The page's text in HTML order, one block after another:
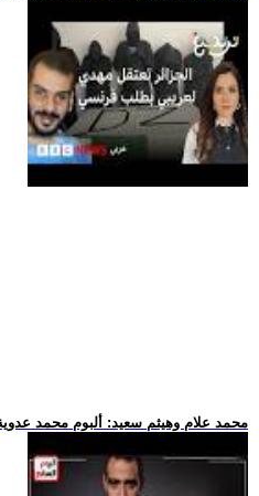
.. محمد علام وهيثم سعيد: ألبوم محمد